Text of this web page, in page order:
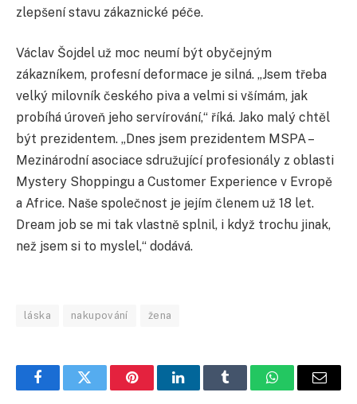
zlepšení stavu zákaznické péče.
Václav Šojdel už moc neumí být obyčejným
zákazníkem, profesní deformace je silná. „Jsem třeba
velký milovník českého piva a velmi si všímám, jak
probíhá úroveň jeho servírování,“ říká. Jako malý chtěl
být prezidentem. „Dnes jsem prezidentem MSPA –
Mezinárodní asociace sdružující profesionály z oblasti
Mystery Shoppingu a Customer Experience v Evropě
a Africe. Naše společnost je jejím členem už 18 let.
Dream job se mi tak vlastně splnil, i když trochu jinak,
než jsem si to myslel,“ dodává.
láska nakupování žena
FacebookTwitter PinterestLinkedInTumblr WhatsApp
E-